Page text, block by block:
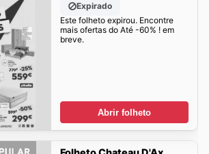
Expirado
Este folheto expirou. Encontre
mais ofertas do Até -60% ! em
breve.
Abrir folheto